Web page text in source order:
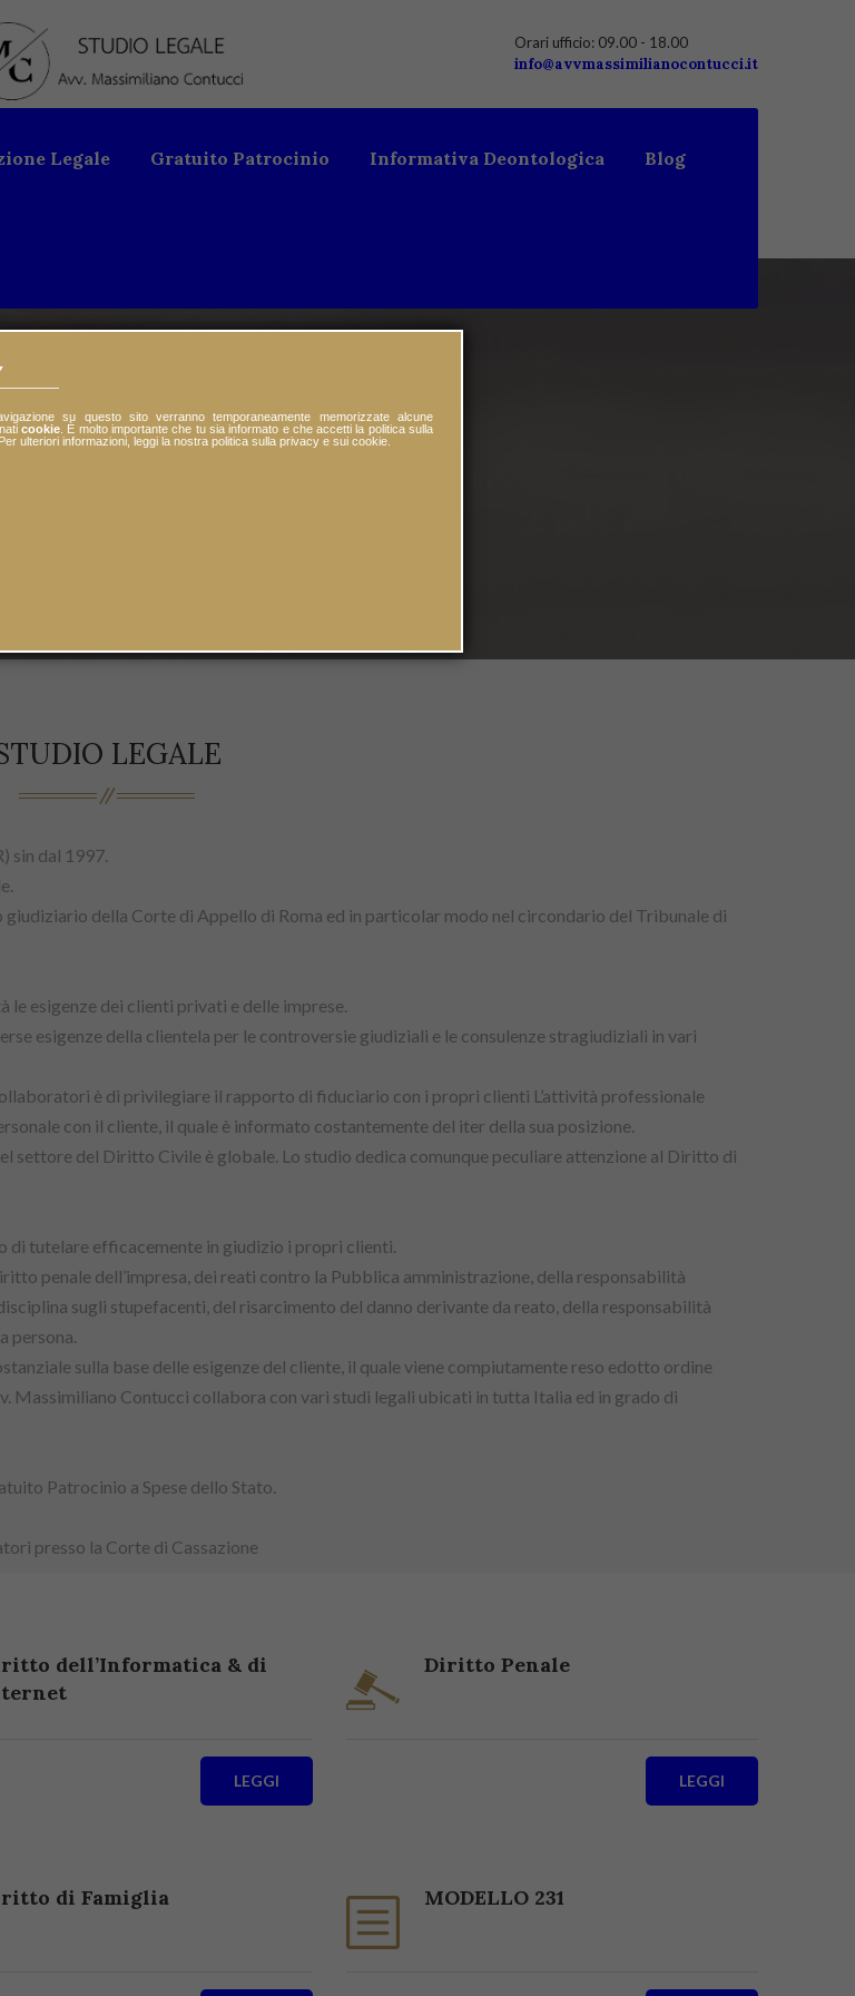
Orari ufficio: 09.00 - 18.00
info@avvmassimilianocontucci.it
Legale Gratuito Patrocinio Informativa Deontologica Blog
CONTUCCI
LEGALE
sin dal 1997.
della Corte di Appello di Roma ed in particolar modo nel circondario del Tribunale di
esigenze dei clienti privati e delle imprese.
esigenze della clientela per le controversie giudiziali e le consulenze stragiudiziali in vari
è di privilegiare il rapporto di fiduciario con i propri clienti L’attività professionale
con il cliente, il quale è informato costantemente del iter della sua posizione.
settore del Diritto Civile è globale. Lo studio dedica comunque peculiare attenzione al Diritto di
di tutelare efficacemente in giudizio i propri clienti.
penale dell’impresa, dei reati contro la Pubblica amministrazione, della responsabilità
sugli stupefacenti, del risarcimento del danno derivante da reato, della responsabilità
persona.
sulla base delle esigenze del cliente, il quale viene compiutamente reso edotto ordine
Massimiliano Contucci collabora con vari studi legali ubicati in tutta Italia ed in grado di
Patrocinio a Spese dello Stato.
presso la Corte di Cassazione
dell’Informatica & di
LEGGI
Diritto Penale
LEGGI
di Famiglia MODELLO 231
su questo sito verranno temporaneamente memorizzate alcune
cookie . È molto importante che tu sia informato e che accetti la politica sulla
ulteriori informazioni, leggi la nostra politica sulla privacy e sui cookie.